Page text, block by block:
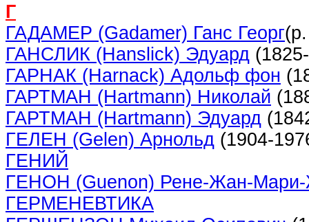
Г
ГАДАМЕР (Gadamer) Ганс Георг
ГАНСЛИК (Hanslick) Эдуард
ГАРНАК (Harnack) Адольф фон
ГАРТМАН (Hartmann) Николай
ГАРТМАН (Hartmann) Эдуард
ГЕЛЕН (Gelen) Арнольд (1904-
ГЕНИЙ
ГЕНОН (Guenon) Рене-Жан-
ГЕРМЕНЕВТИКА